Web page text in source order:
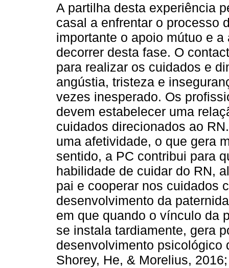
A partilha desta experiência
casal a enfrentar o processo
importante o apoio mútuo e
decorrer desta fase. O
para realizar os cuidados e
angústia, tristeza e
vezes inesperado. Os
devem estabelecer uma
cuidados direcionados ao
uma afetividade, o que gera
sentido, a PC contribui para
habilidade de cuidar do RN,
pai e cooperar nos cuidados
desenvolvimento da
em que quando o vínculo da
se instala tardiamente, gera
desenvolvimento psicológico
Shorey, He, & Morelius,